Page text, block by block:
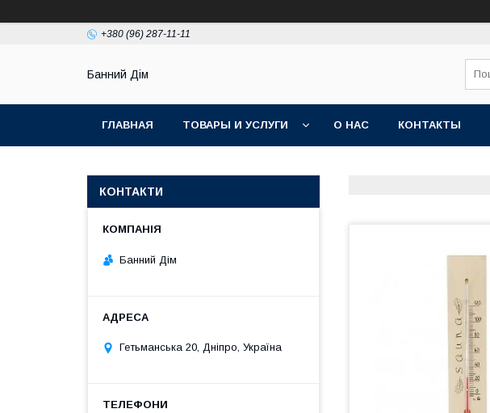
+380 (96) 287-11-11
Банний Дім
ГЛАВНАЯ ТОВАРЫ И УСЛУГИ О НАС КОНТАКТЫ
КОНТАКТИ
Банний Дім
Гетьманська 20, Дніпро, Україна